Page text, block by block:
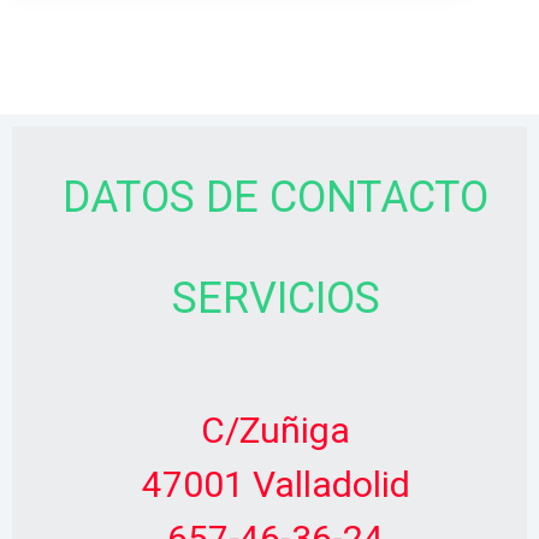
DATOS DE CONTACTO
SERVICIOS
C/Zuñiga
47001 Valladolid